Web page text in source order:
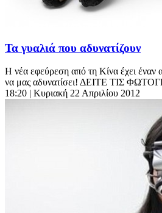
Τα γυαλιά που αδυνατίζουν
Η νέα εφεύρεση από τη Κίνα έχει έναν
να μας αδυνατίσει! ΔΕΙΤΕ ΤΙΣ
18:20 | Κυριακή 22 Απριλίου 2012